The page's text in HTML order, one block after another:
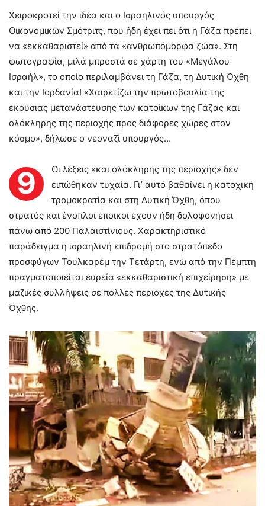
Χειροκροτεί την ιδέα και ο Ισραηλινός υπουργός
Οικονομικών Σμότριτς, που ήδη έχει πει ότι η Γάζα πρέπει
να «εκκαθαριστεί» από τα «ανθρωπόμορφα ζώα». Στη
φωτογραφία, μιλά μπροστά σε χάρτη του «Μεγάλου
Ισραήλ», το οποίο περιλαμβάνει τη Γάζα, τη Δυτική Όχθη
και την Ιορδανία! «Χαιρετίζω την πρωτοβουλία της
εκούσιας μετανάστευσης των κατοίκων της Γάζας και
ολόκληρης της περιοχής προς διάφορες χώρες στον
κόσμο», δήλωσε ο νεοναζί υπουργός…
9
Οι λέξεις «και ολόκληρης της περιοχής» δεν
ειπώθηκαν τυχαία. Γι’ αυτό βαθαίνει η κατοχική
τρομοκρατία και στη Δυτική Όχθη, όπου
στρατός και ένοπλοι έποικοι έχουν ήδη δολοφονήσει
πάνω από 200 Παλαιστίνιους. Χαρακτηριστικό
παράδειγμα η ισραηλινή επιδρομή στο στρατόπεδο
προσφύγων Τουλκαρέμ την Τετάρτη, ενώ από την Πέμπτη
πραγματοποιείται ευρεία «εκκαθαριστική επιχείρηση» με
μαζικές συλλήψεις σε πολλές περιοχές της Δυτικής
Όχθης.